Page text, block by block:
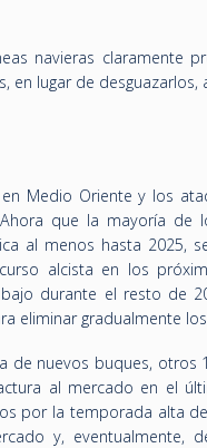
navieras claramente
en lugar de
Medio Oriente y los
que la mayoría de
al menos hasta 2025,
alcista en los
durante el resto de
eliminar gradualmente
de nuevos buques, otros
al mercado en el
por la temporada alta
y, eventualmente,